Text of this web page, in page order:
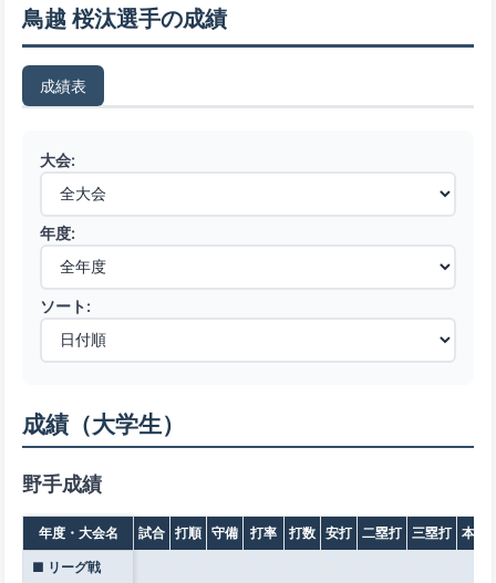
鳥越 桜汰選手の成績
成績表
大会:
年度:
ソート:
成績（大学生）
野手成績
年度・大会名 試合 打順 守備 打率 打数 安打 二塁打 三塁打 本塁
■ リーグ戦